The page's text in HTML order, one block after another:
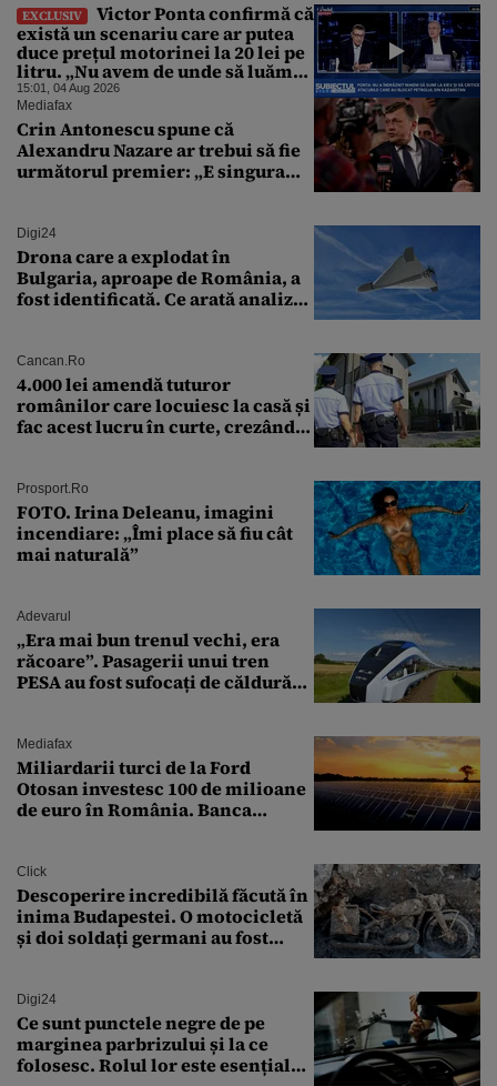
EXCLUSIV
Victor Ponta confirmă că
există un scenariu care ar putea
duce prețul motorinei la 20 lei pe
litru. „Nu avem de unde să luăm
petrol”
15:01, 04 Aug 2026
Mediafax
Crin Antonescu spune că
Alexandru Nazare ar trebui să fie
următorul premier: „E singura
Digi24
Drona care a explodat în
Bulgaria, aproape de România, a
fost identificată. Ce arată analiza
Cancan.ro
4.000 lei amendă tuturor
românilor care locuiesc la casă și
fac acest lucru în curte, crezând
Prosport.ro
FOTO. Irina Deleanu, imagini
incendiare: „Îmi place să fiu cât
mai naturală”
Adevarul
„Era mai bun trenul vechi, era
răcoare”. Pasagerii unui tren
PESA au fost sufocați de căldură
Mediafax
Miliardarii turci de la Ford
Otosan investesc 100 de milioane
de euro în România. Banca
Click
Descoperire incredibilă făcută în
inima Budapestei. O motocicletă
și doi soldați germani au fost
Digi24
Ce sunt punctele negre de pe
marginea parbrizului și la ce
folosesc. Rolul lor este esențial